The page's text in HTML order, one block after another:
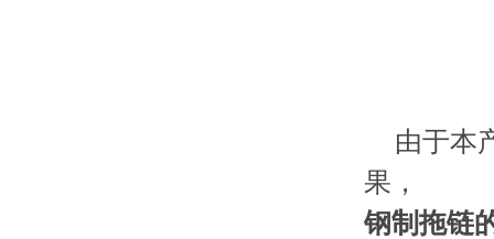
由于本
果，
钢制拖链